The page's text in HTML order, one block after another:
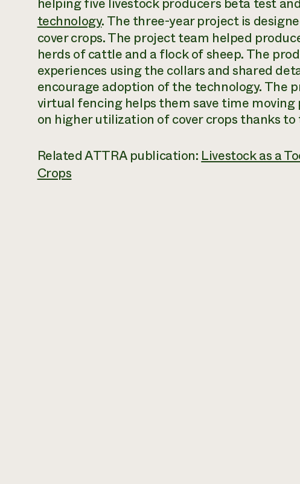
helping five livestock producers beta test
technology. The three-year project is
cover crops. The project team helped
herds of cattle and a flock of sheep. The
experiences using the collars and shared
encourage adoption of the technology.
virtual fencing helps them save time
on higher utilization of cover crops thanks to
Related ATTRA publication: Livestock as a
Crops